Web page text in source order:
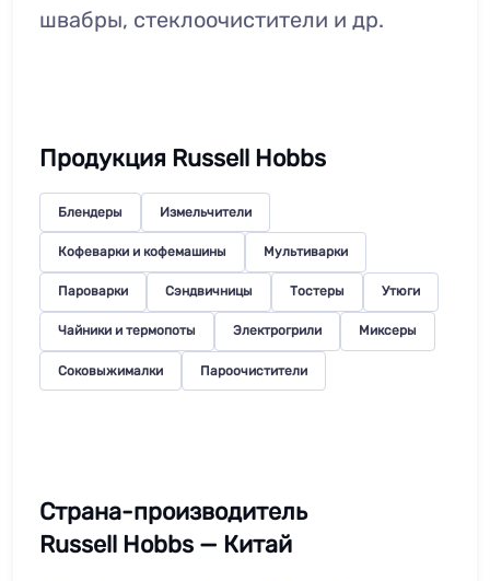
швабры, стеклоочистители и др.
Продукция Russell Hobbs
Блендеры Измельчители
Кофеварки и кофемашины Мультиварки
Пароварки Сэндвичницы Тостеры Утюги
Чайники и термопоты Электрогрили Миксеры
Соковыжималки Пароочистители
Страна-производитель
Russell Hobbs — Китай